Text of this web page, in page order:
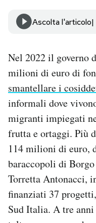
AREA PERSONALE
Area Personale
Newsletter
Notifiche mobile
Regala il Post
Hai bisogno di
Ascolta l'articolo
Nel 2022 il governo
milioni di euro di
smantellare i
informali dove
migranti impiegati
frutta e ortaggi. Più
114 milioni di euro,
baraccopoli di
Torretta Antonacci,
finanziati 37
Sud Italia. A tre